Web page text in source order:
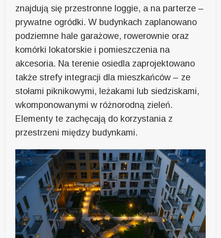
znajdują się przestronne loggie, a na parterze –
prywatne ogródki. W budynkach zaplanowano
podziemne hale garażowe, rowerownie oraz
komórki lokatorskie i pomieszczenia na
akcesoria. Na terenie osiedla zaprojektowano
także strefy integracji dla mieszkańców – ze
stołami piknikowymi, leżakami lub siedziskami,
wkomponowanymi w różnorodną zieleń.
Elementy te zachęcają do korzystania z
przestrzeni między budynkami.